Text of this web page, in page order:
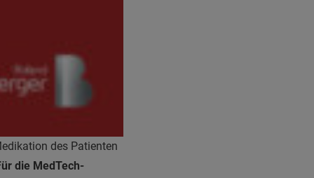
des Patienten
die MedTech-